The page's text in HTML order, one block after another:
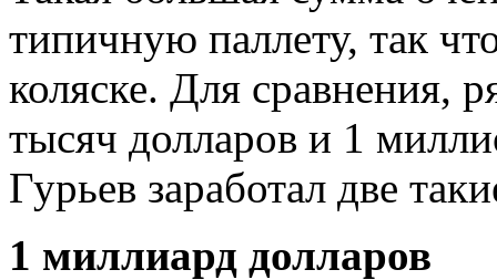
типичную паллету, так
коляске. Для сравнения,
тысяч долларов и 1
Гурьев заработал две
1 миллиард долларов